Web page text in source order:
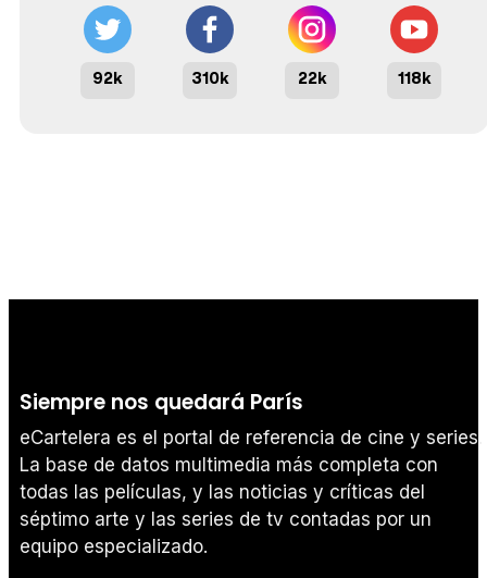
92k 310k 22k 118k
Siempre nos quedará París
eCartelera es el portal de referencia de cine y series.
La base de datos multimedia más completa con
todas las películas, y las noticias y críticas del
séptimo arte y las series de tv contadas por un
equipo especializado.